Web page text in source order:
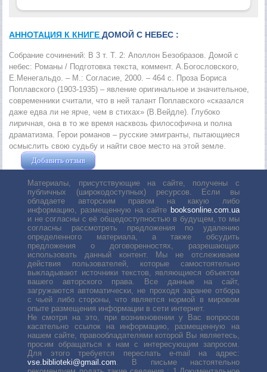
АННОТАЦИЯ К КНИГЕДОМОЙ С НЕБЕС :
Собрание сочинений: В 3 т. Т. 2: Аполлон Безобразов. Домой с
небес: Романы / Подготовка текста, коммент. А.Богословского,
Е.Менегальдо. – М.: Согласие, 2000. – 464 с. Проза Бориса
Поплавского (1903-1935) – явление оригинальное и значительное,
современники считали, что в ней талант Поплавского «сказался
даже едва ли не ярче, чем в стихах» (В.Вейдле). Глубоко
лиричная, она в то же время насквозь философична и полна
драматизма. Герои романов – русские эмигранты, пытающиеся
осмыслить свою судьбу и найти свое место на этой земле.
Добавить отзыв
Материалы, присутствующие на сайте, получены с
публичных (широкодоступных) ресурсов. Если вы
обладаете авторским правом на какую либо
информацию, размещенную на сайте booksonline.com.ua
и не согласны с её общедоступностью в будущем, то мы
согласны рассмотреть предложения по удалению
определенного материала, а также обсудить
предложения о договоренностях, разрешающих
использовать данный контент. Мы не отслеживаем
действия пользователей, которые самостоятельно
выкладывают источники текстов, являющиеся объектом
вашего авторского права. Все данные на сайт,
загружаются автоматически, не проходя заранее отбора
с чьей либо стороны, что является нормой в мировом
опыте размещения информации в сети интернет.
Не смотря на это, при возникновении у Вас вопросов
касательно ссылок на информацию, размещенную на
нашем сайте, правообладателями которой Вы являетесь,
просим обращаться к нам с интересующим запросом.
Для этого требуется переслать е-mail на адрес:
vse.biblioteki@gmail.com. В письме настоятельно